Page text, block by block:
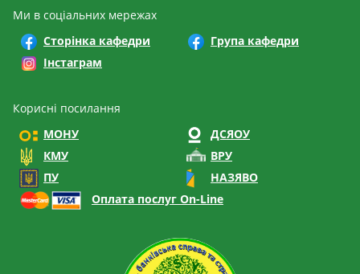
Ми в соціальних мережах
Сторінка кафедри
Група кафедри
Інстаграм
Корисні посилання
МОНУ
ДСЯОУ
КМУ
ВРУ
ПУ
НАЗЯВО
Оплата послуг On-Line